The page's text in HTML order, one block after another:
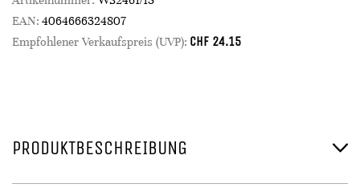
EAN: 4064666324807
Empfohlener Verkaufspreis (UVP): CHF 24.15
PRODUKTBESCHREIBUNG